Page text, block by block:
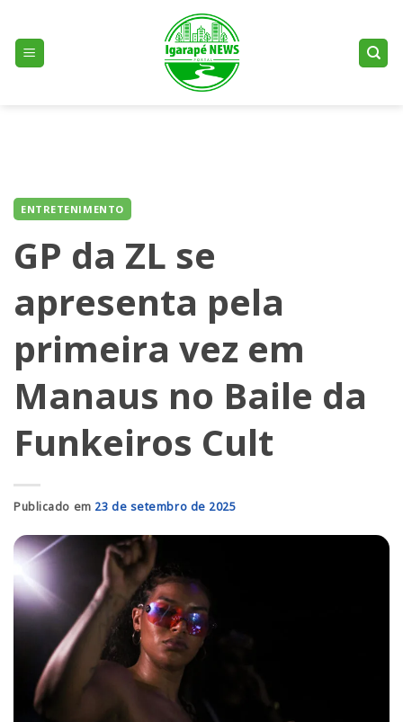
content
ENTRETENIMENTO
GP da ZL se
apresenta pela
primeira vez em
Manaus no Baile da
Funkeiros Cult
Publicado em 23 de setembro de 2025